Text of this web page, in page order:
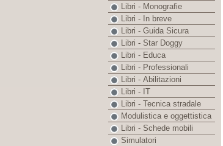
Libri - Monografie
Libri - In breve
Libri - Guida Sicura
Libri - Star Doggy
Libri - Educa
Libri - Professionali
Libri - Abilitazioni
Libri - IT
Libri - Tecnica stradale
Modulistica e oggettistica
Libri - Schede mobili
Simulatori